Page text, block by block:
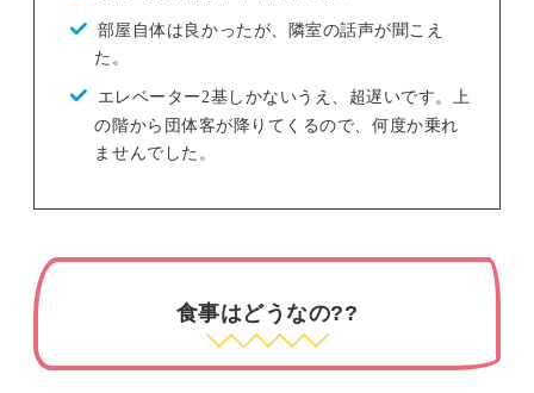
部屋自体は良かったが、隣室の話声が聞こえ
た。
エレベーター2基しかないうえ、超遅いです。上
の階から団体客が降りてくるので、何度か乗れ
ませんでした。
食事はどうなの??